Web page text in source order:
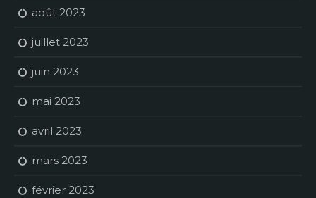
août 2023
juillet 2023
juin 2023
mai 2023
avril 2023
mars 2023
février 2023